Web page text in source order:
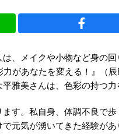
、メイクや小物など身の
力があなたを変える！』（
雅美さんは、色彩の持つ力
ます。私自身、体調不良で
元気が湧いてきた経験が